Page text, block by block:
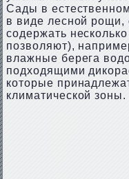
Сады в
в виде лесной рощи,
содержать
позволяют),
влажные берега
подходящими
которые
климатической зоны.